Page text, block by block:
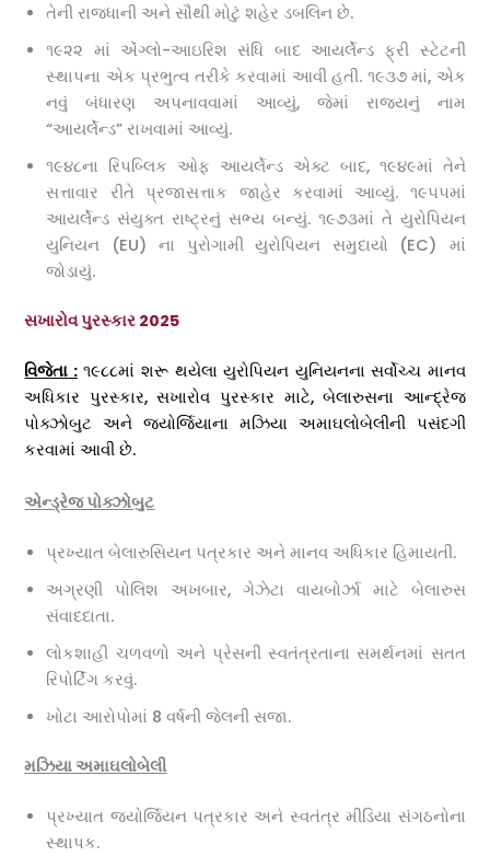
તેની રાજધાની અને સૌથી મોટું શહેર ડબલિન છે.
૧૯૨૨ માં એંગ્લો-આઇરિશ સંધિ બાદ આયર્લેન્ડ ફ્રી સ્ટેટની
સ્થાપના એક પ્રભુત્વ તરીકે કરવામાં આવી હતી. ૧૯૩૭ માં, એક
નવું બંધારણ અપનાવવામાં આવ્યું, જેમાં રાજ્યનું નામ
“આયર્લેન્ડ” રાખવામાં આવ્યું.
૧૯૪૮ના રિપબ્લિક ઓફ આયર્લેન્ડ એક્ટ બાદ, ૧૯૪૯માં તેને
સત્તાવાર રીતે પ્રજાસત્તાક જાહેર કરવામાં આવ્યું. ૧૯૫૫માં
આયર્લેન્ડ સંયુક્ત રાષ્ટ્રનું સભ્ય બન્યું. ૧૯૭૩માં તે યુરોપિયન
યુનિયન (EU) ના પુરોગામી યુરોપિયન સમુદાયો (EC) માં
જોડાયું.
સખારોવ પુરસ્કાર 2025
વિજેતા :૧૯૮૮માં શરૂ થયેલા યુરોપિયન યુનિયનના સર્વોચ્ચ માનવ
અધિકાર પુરસ્કાર, સખારોવ પુરસ્કાર માટે, બેલારુસના આન્દ્રેજ
પોક્ઝોબુટ અને જ્યોર્જિયાના મઝિયા અમાઘલોબેલીની પસંદગી
કરવામાં આવી છે.
એન્ડ્રેજ પોક્ઝોબુટ
પ્રખ્યાત બેલારુસિયન પત્રકાર અને માનવ અધિકાર હિમાયતી.
અગ્રણી પોલિશ અખબાર, ગેઝેટા વાયબોર્ઝા માટે બેલારુસ
સંવાદદાતા.
લોકશાહી ચળવળો અને પ્રેસની સ્વતંત્રતાના સમર્થનમાં સતત
રિપોર્ટિંગ કરવું.
ખોટા આરોપોમાં 8 વર્ષની જેલની સજા.
મઝિયા અમાઘલોબેલી
પ્રખ્યાત જ્યોર્જિયન પત્રકાર અને સ્વતંત્ર મીડિયા સંગઠનોના
સ્થાપક.